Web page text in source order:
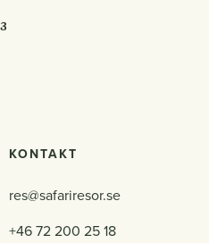
KONTAKT
res@safariresor.se
+46 72 200 25 18